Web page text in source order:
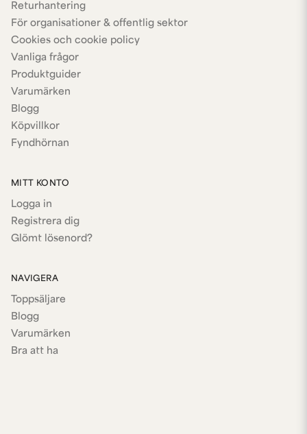
Returhantering
För organisationer & offentlig sektor
Cookies och cookie policy
Vanliga frågor
Produktguider
Varumärken
Blogg
Köpvillkor
Fyndhörnan
MITT KONTO
Logga in
Registrera dig
Glömt lösenord?
NAVIGERA
Toppsäljare
Blogg
Varumärken
Bra att ha